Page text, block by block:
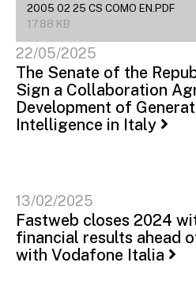
2005 02 25 CS COMO EN.PDF
17.88 KB
22/05/2025
The Senate of the
Sign a Collaboration
Development of
Intelligence in Italy
13/02/2025
Fastweb closes 2024
financial results ahead
with Vodafone Italia